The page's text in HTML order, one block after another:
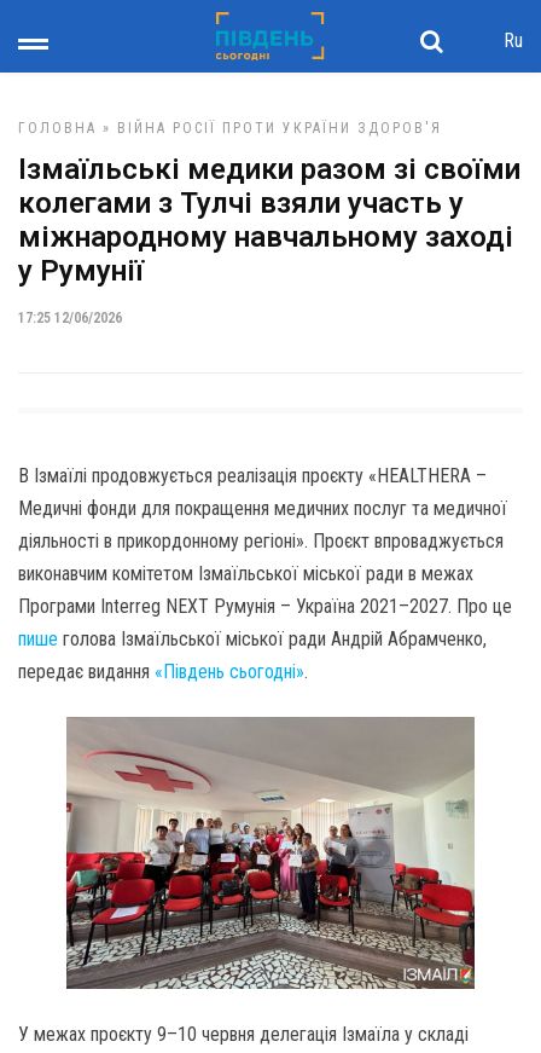
Ru
ГОЛОВНА » ВІЙНА РОСІЇ ПРОТИ УКРАЇНИ ЗДОРОВ'Я
Ізмаїльські медики разом зі своїми
колегами з Тулчі взяли участь у
міжнародному навчальному заході
у Румунії
17:25 12/06/2026
В Ізмаїлі продовжується реалізація проєкту «HEALTHERA –
Медичні фонди для покращення медичних послуг та медичної
діяльності в прикордонному регіоні». Проєкт впроваджується
виконавчим комітетом Ізмаїльської міської ради в межах
Програми Interreg NEXT Румунія – Україна 2021–2027. Про це
пише голова Ізмаїльської міської ради Андрій Абрамченко,
передає видання «Південь сьогодні».
У межах проєкту 9–10 червня делегація Ізмаїла у складі